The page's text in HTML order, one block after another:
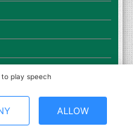
Raya
:
Mozilla Firefox
play speech
ALLOW